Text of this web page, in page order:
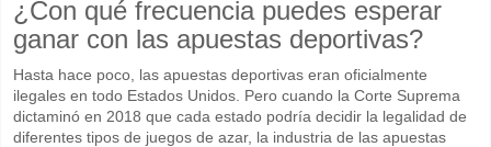
¿Con qué frecuencia puedes esperar
ganar con las apuestas deportivas?
Hasta hace poco, las apuestas deportivas eran oficialmente
ilegales en todo Estados Unidos. Pero cuando la Corte Suprema
dictaminó en 2018 que cada estado podría decidir la legalidad de
diferentes tipos de juegos de azar, la industria de las apuestas